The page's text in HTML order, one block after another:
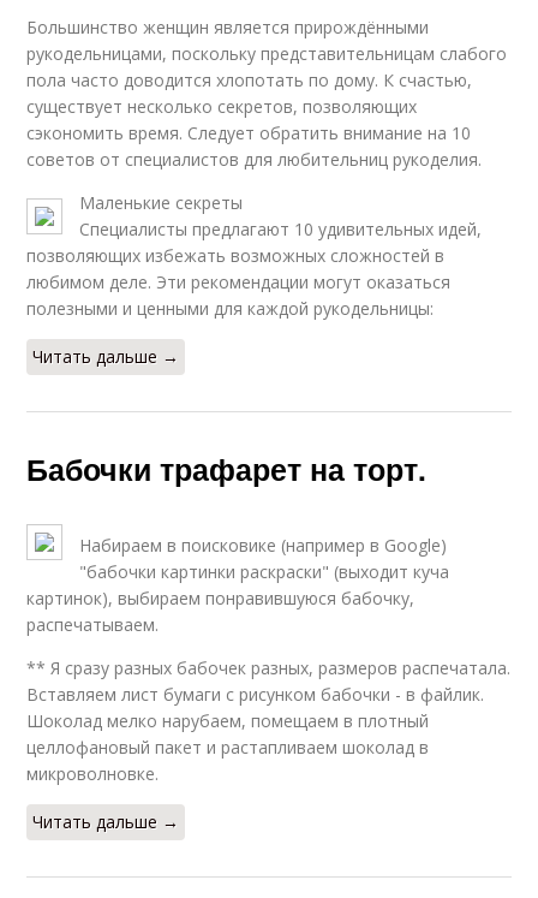
Большинство женщин является прирождёнными
рукодельницами, поскольку представительницам слабого
пола часто доводится хлопотать по дому. К счастью,
существует несколько секретов, позволяющих
сэкономить время. Следует обратить внимание на 10
советов от специалистов для любительниц рукоделия.
Маленькие секреты
Специалисты предлагают 10 удивительных идей,
позволяющих избежать возможных сложностей в
любимом деле. Эти рекомендации могут оказаться
полезными и ценными для каждой рукодельницы:
Читать дальше →
Бабочки трафарет на торт.
Набираем в поисковике (например в Google)
"бабочки картинки раскраски" (выходит куча
картинок), выбираем понравившуюся бабочку,
распечатываем.
** Я сразу разных бабочек разных, размеров распечатала.
Вставляем лист бумаги с рисунком бабочки - в файлик.
Шоколад мелко нарубаем, помещаем в плотный
целлофановый пакет и растапливаем шоколад в
микроволновке.
Читать дальше →